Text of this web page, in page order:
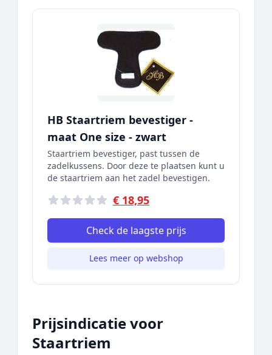
HB Staartriem bevestiger -
maat One size - zwart
Staartriem bevestiger, past tussen de
zadelkussens. Door deze te plaatsen kunt u
de staartriem aan het zadel bevestigen.
€ 18,95
Check de laagste prijs
Lees meer op webshop
Prijsindicatie voor
Staartriem